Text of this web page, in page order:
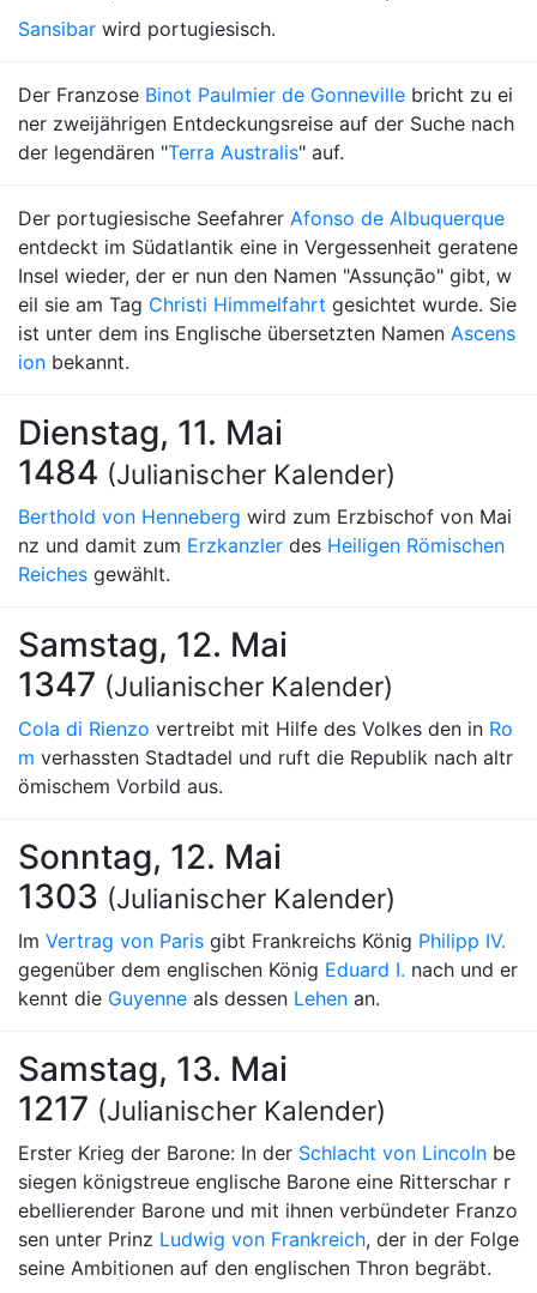
Sansibar wird portugiesisch.
Der Franzose Binot Paulmier de Gonneville bricht zu ei
ner zweijährigen Entdeckungsreise auf der Suche nach
der legendären "Terra Australis" auf.
Der portugiesische Seefahrer Afonso de Albuquerque
entdeckt im Südatlantik eine in Vergessenheit geratene
Insel wieder, der er nun den Namen "Assunção" gibt, w
eil sie am Tag Christi Himmelfahrt gesichtet wurde. Sie
ist unter dem ins Englische übersetzten Namen Ascens
ion bekannt.
Dienstag, 11. Mai
1484 (Julianischer Kalender)
Berthold von Henneberg wird zum Erzbischof von Mai
nz und damit zum Erzkanzler des Heiligen Römischen
Reiches gewählt.
Samstag, 12. Mai
1347 (Julianischer Kalender)
Cola di Rienzo vertreibt mit Hilfe des Volkes den in Ro
m verhassten Stadtadel und ruft die Republik nach altr
ömischem Vorbild aus.
Sonntag, 12. Mai
1303 (Julianischer Kalender)
Im Vertrag von Paris gibt Frankreichs König Philipp IV.
gegenüber dem englischen König Eduard I. nach und er
kennt die Guyenne als dessen Lehen an.
Samstag, 13. Mai
1217 (Julianischer Kalender)
Erster Krieg der Barone: In der Schlacht von Lincoln be
siegen königstreue englische Barone eine Ritterschar r
ebellierender Barone und mit ihnen verbündeter Franzo
sen unter Prinz Ludwig von Frankreich, der in der Folge
seine Ambitionen auf den englischen Thron begräbt.